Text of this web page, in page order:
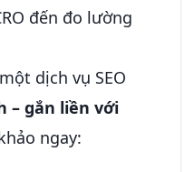
đến đo lường
dịch vụ SEO
– gắn liền với
ngay: